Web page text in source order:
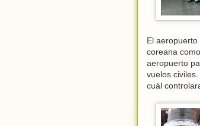
El
coreana
aeropuerto
vuelos
cuál